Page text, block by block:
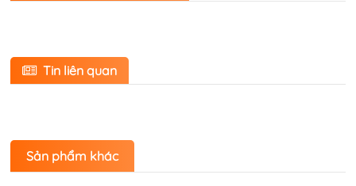
Tin liên quan
Sản phẩm khác